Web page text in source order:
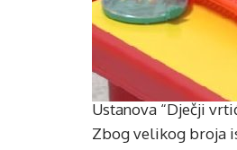
Ustanova “Dječji
Zbog velikog broja